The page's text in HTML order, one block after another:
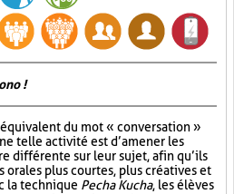
!
du mot « conversation »
telle activité est d’amener les
différente sur leur sujet, afin qu’ils
orales plus courtes, plus créatives et
la technique Pecha Kucha, les élèves